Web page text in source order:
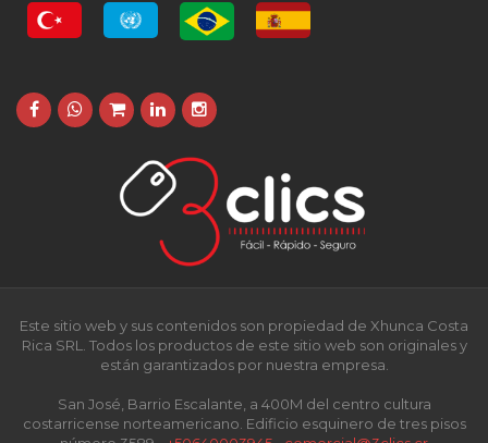
Este sitio web y sus contenidos son propiedad de Xhunca Costa
Rica SRL. Todos los productos de este sitio web son originales y
están garantizados por nuestra empresa.
San José, Barrio Escalante, a 400M del centro cultura
costarricense norteamericano. Edificio esquinero de tres pisos